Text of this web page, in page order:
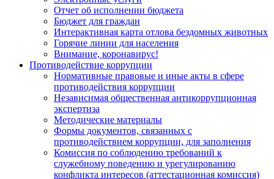
Отчет об исполнении бюджета
Бюджет для граждан
Интерактивная карта отлова бездомных животных
Горячие линии для населения
Внимание, коронавирус!
Противодействие коррупции
Нормативные правовые и иные акты в сфере
противодействия коррупции
Независимая общественная антикоррупционная
экспертиза
Методические материалы
Формы документов, связанных с
противодействием коррупции, для заполнения
Комиссия по соблюдению требований к
служебному поведению и урегулированию
конфликта интересов (аттестационная комиссия)